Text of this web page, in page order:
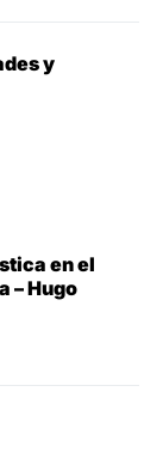
y
en el
– Hugo